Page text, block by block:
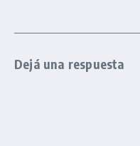
Dejá una respuesta